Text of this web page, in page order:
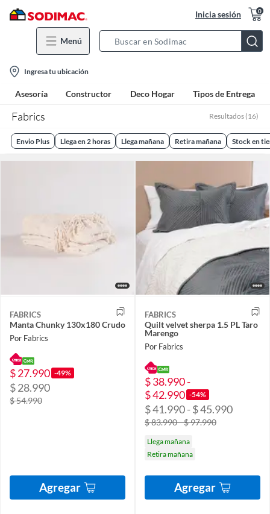
Inicia sesión 0
Menú
Bar
location-
icon
Ingresa tu ubicación
Asesoría Constructor Deco Hogar Tipos de Entrega
Fabrics Resultados (16)
Envio Plus Llega en 2 horas Llega mañana Retira mañana Stock en
FABRICS
Manta Chunky 130x180 Crudo
Por Fabrics
$ 27.990 -49%
$ 28.990
$ 54.990
Agregar
FABRICS
Quilt velvet sherpa 1.5 PL Taro
Marengo
Por Fabrics
$ 38.990 -
$ 42.990 -54%
$ 41.990 - $ 45.990
$ 83.990 - $ 97.990
Llega mañana
Retira mañana
Agregar